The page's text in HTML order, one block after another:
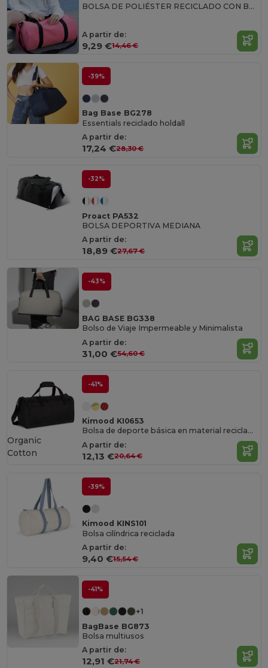
BOLSA DE POLIÉSTER RECICLADO CON BOLSILLO FRONTAL
A partir de:
9,29 €14,46 €
-39%
Bag Base BG278
Essentials reciclado holdall
A partir de:
17,24 €28,30 €
-32%
Proact PA532
BOLSA DEPORTIVA MEDIANA
A partir de:
18,89 €27,67 €
-43%
BAG BASE BG338
Bolso de Viaje Impermeable y Minimalista
A partir de:
31,00 €54,60 €
-41%
Kimood KI0653
Bolsa de deporte básica en material reciclado
A partir de:
12,13 €20,64 €
Organic
Cotton
-39%
Kimood KINS101
Bolsa cilíndrica reciclada
A partir de:
9,40 €15,54 €
-41%
+1
BagBase BG873
Bolsa multiusos
A partir de:
12,91 €21,74 €